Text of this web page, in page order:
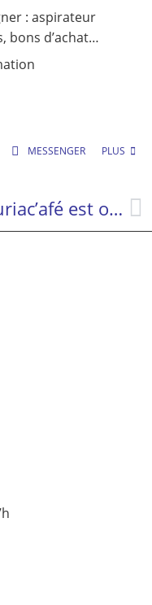
: aspirateur
bons d’achat…
MESSENGER PLUS
L’Auriac’afé est ouvert !